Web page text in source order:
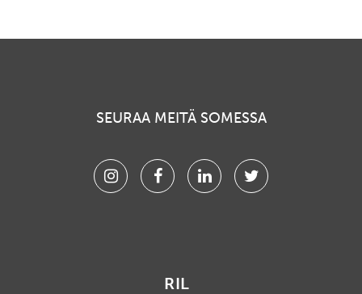
SEURAA MEITÄ SOMESSA
InstagramFacebookLinkedinTwitter
RIL